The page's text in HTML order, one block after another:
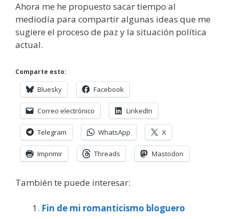
Ahora me he propuesto sacar tiempo al
mediodía para compartir algunas ideas que me
sugiere el proceso de paz y la situación política
actual.
Comparte esto:
Bluesky Facebook
Correo electrónico LinkedIn
Telegram WhatsApp X
Imprimir Threads Mastodon
También te puede interesar:
Fin de mi romanticismo bloguero